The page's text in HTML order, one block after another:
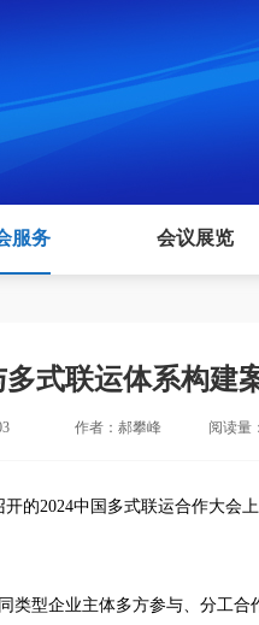
服务 会议展览
式联运体系构建
作者：郝攀峰 阅读量
开的2024中国多式联运合作大会
类型企业主体多方参与、分工